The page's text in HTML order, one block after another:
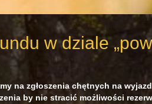
w dziale
na zgłoszenia chętnych na
by nie stracić możliwości